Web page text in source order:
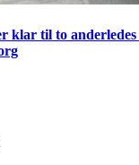
klar til to anderledes